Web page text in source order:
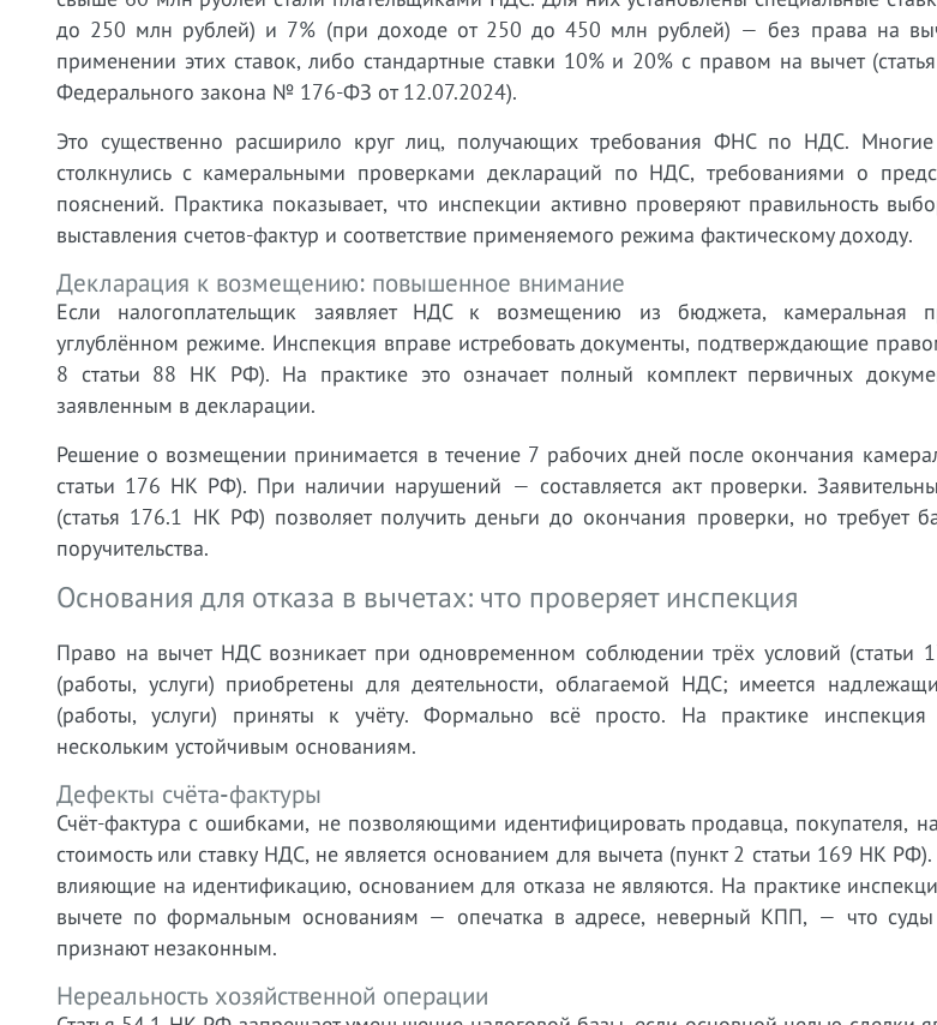
до 250 млн рублей) и 7% (при доходе от 250 до 450 млн рублей) — без права на
применении этих ставок, либо стандартные ставки 10% и 20% с правом на вычет
Федерального закона № 176-ФЗ от 12.07.2024).
Это существенно расширило круг лиц, получающих требования ФНС по НДС.
столкнулись с камеральными проверками деклараций по НДС, требованиями о
пояснений. Практика показывает, что инспекции активно проверяют правильность
выставления счетов-фактур и соответствие применяемого режима фактическому доходу.
Декларация к возмещению: повышенное внимание
Если налогоплательщик заявляет НДС к возмещению из бюджета, камеральная
углублённом режиме. Инспекция вправе истребовать документы, подтверждающие
8 статьи 88 НК РФ). На практике это означает полный комплект первичных
заявленным в декларации.
Решение о возмещении принимается в течение 7 рабочих дней после окончания
статьи 176 НК РФ). При наличии нарушений — составляется акт проверки.
(статья 176.1 НК РФ) позволяет получить деньги до окончания проверки, но требует
поручительства.
Основания для отказа в вычетах: что проверяет инспекция
Право на вычет НДС возникает при одновременном соблюдении трёх условий
(работы, услуги) приобретены для деятельности, облагаемой НДС; имеется
(работы, услуги) приняты к учёту. Формально всё просто. На практике
нескольким устойчивым основаниям.
Дефекты счёта-фактуры
Счёт-фактура с ошибками, не позволяющими идентифицировать продавца, покупателя,
стоимость или ставку НДС, не является основанием для вычета (пункт 2 статьи 169 НК
влияющие на идентификацию, основанием для отказа не являются. На практике
вычете по формальным основаниям — опечатка в адресе, неверный КПП, — что суды
признают незаконным.
Нереальность хозяйственной операции